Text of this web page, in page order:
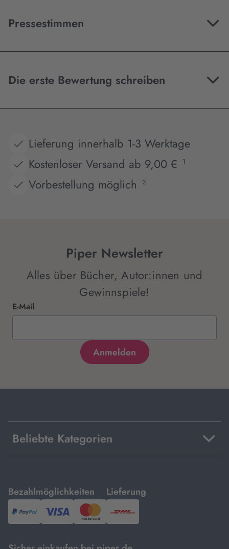
Pressestimmen
Die erste Bewertung schreiben
Lieferung innerhalb 1-3 Werktage
Kostenloser Versand ab 9,00 €
1
Vorbestellung möglich 2
Piper Newsletter
Alles über Bücher, Autor:innen und
Gewinnspiele!
E-Mail
Beliebte Kategorien
Bezahlmöglichkeiten
mit
PayPal,Visa
und
Lieferung
mit
DHL.